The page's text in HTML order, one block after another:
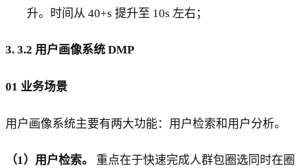
升。时间从 40+s 提升至 10s 左右；
3. 3.2 用户画像系统 DMP
01 业务场景
用户画像系统主要有两大功能：用户检索和用户分析。
（1）用户检索。
重点在于快速完成人群包圈选同时在圈